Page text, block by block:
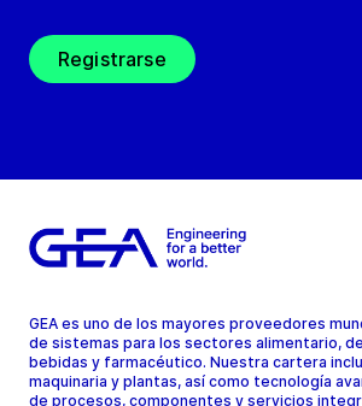
Registrarse
GEA es uno de los mayores proveedores
de sistemas para los sectores alimentario, de
bebidas y farmacéutico. Nuestra cartera
maquinaria y plantas, así como tecnología
de procesos, componentes y servicios